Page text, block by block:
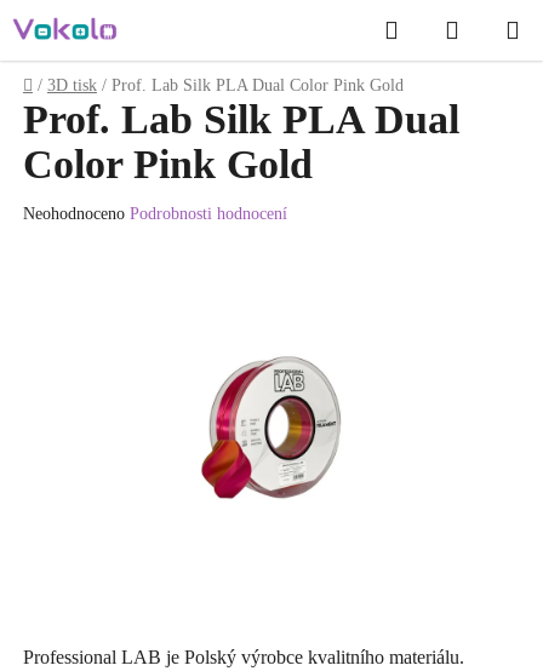
na
obsah
Hledat
KOŠÍK
Domů
/ 3D tisk / Prof. Lab Silk PLA Dual Color Pink Gold
Professional LAB je Polský výrobce kvalitního materiálu.
Prof. Lab Silk PLA Dual
Color Pink Gold
Průměrné
Neohodnoceno Podrobnosti hodnocení